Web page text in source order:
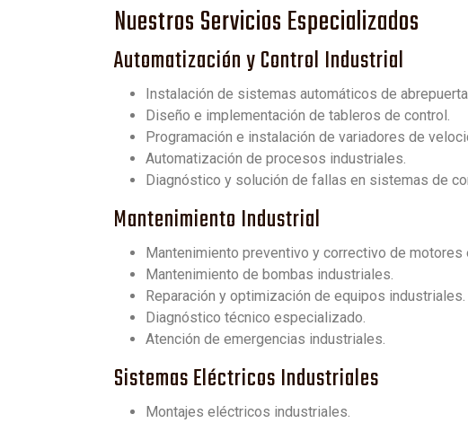
Nuestros Servicios Especializados
Automatización y Control Industrial
Instalación de sistemas automáticos de
Diseño e implementación de tableros de control.
Programación e instalación de variadores de
Automatización de procesos industriales.
Diagnóstico y solución de fallas en sistemas de
Mantenimiento Industrial
Mantenimiento preventivo y correctivo de motores
Mantenimiento de bombas industriales.
Reparación y optimización de equipos industriales.
Diagnóstico técnico especializado.
Atención de emergencias industriales.
Sistemas Eléctricos Industriales
Montajes eléctricos industriales.